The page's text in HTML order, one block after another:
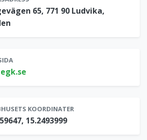
65, 771 90 Ludvika,
KOORDINATER
15.2493999